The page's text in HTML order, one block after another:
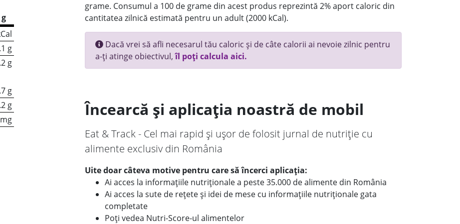
g
g
g
g
grame. Consumul a 100 de grame din acest produs reprezintă 2% aport caloric din
cantitatea zilnică estimată pentru un adult (2000 kCal).
Dacă vrei să afli necesarul tău caloric și de câte calorii ai nevoie zilnic pentru
a-ți atinge obiectivul,îl poți calcula aici.
Încearcă și aplicația noastră de mobil
Eat & Track - Cel mai rapid și ușor de folosit jurnal de nutriție cu
alimente exclusiv din România
Uite doar câteva motive pentru care să încerci aplicația:
Ai acces la informațiile nutriționale a peste 35.000 de alimente din România
Ai acces la sute de rețete și idei de mese cu informațiile nutriționale gata
completate
Poți vedea Nutri-Score-ul alimentelor